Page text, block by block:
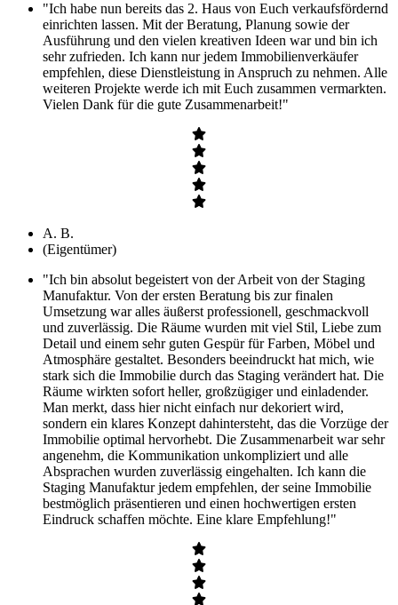
"Ich habe nun bereits das 2. Haus von Euch verkaufsfördernd
einrichten lassen. Mit der Beratung, Planung sowie der
Ausführung und den vielen kreativen Ideen war und bin ich
sehr zufrieden. Ich kann nur jedem Immobilienverkäufer
empfehlen, diese Dienstleistung in Anspruch zu nehmen. Alle
weiteren Projekte werde ich mit Euch zusammen vermarkten.
Vielen Dank für die gute Zusammenarbeit!"
A. B.
(Eigentümer)
"Ich bin absolut begeistert von der Arbeit von der Staging
Manufaktur. Von der ersten Beratung bis zur finalen
Umsetzung war alles äußerst professionell, geschmackvoll
und zuverlässig. Die Räume wurden mit viel Stil, Liebe zum
Detail und einem sehr guten Gespür für Farben, Möbel und
Atmosphäre gestaltet. Besonders beeindruckt hat mich, wie
stark sich die Immobilie durch das Staging verändert hat. Die
Räume wirkten sofort heller, großzügiger und einladender.
Man merkt, dass hier nicht einfach nur dekoriert wird,
sondern ein klares Konzept dahintersteht, das die Vorzüge der
Immobilie optimal hervorhebt. Die Zusammenarbeit war sehr
angenehm, die Kommunikation unkompliziert und alle
Absprachen wurden zuverlässig eingehalten. Ich kann die
Staging Manufaktur jedem empfehlen, der seine Immobilie
bestmöglich präsentieren und einen hochwertigen ersten
Eindruck schaffen möchte. Eine klare Empfehlung!"